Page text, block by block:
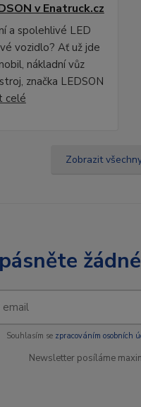
v Enatruck.cz
a spolehlivé LED
vozidlo? Ať už jde
nákladní vůz
značka LEDSON
celé
Zobrazit
Souhlasím se zpracováním osobních
Newsletter posíláme